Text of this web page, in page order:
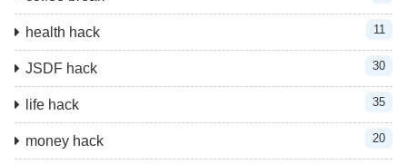
health hack 11
JSDF hack 30
life hack 35
money hack 20